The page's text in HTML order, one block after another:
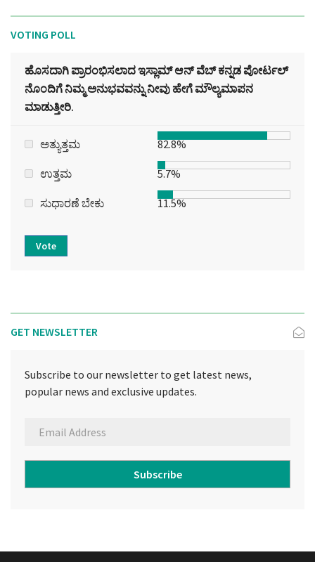
VOTING POLL
ಹೊಸದಾಗಿ ಪ್ರಾರಂಭಿಸಲಾದ ಇಸ್ಲಾಮ್ ಆನ್ ವೆಬ್ ಕನ್ನಡ ಪೋರ್ಟಲ್‌
ನೊಂದಿಗೆ ನಿಮ್ಮ ಅನುಭವವನ್ನು ನೀವು ಹೇಗೆ ಮೌಲ್ಯಮಾಪನ
ಮಾಡುತ್ತೀರಿ.
ಅತ್ಯುತ್ತಮ 82.8%
ಉತ್ತಮ 5.7%
ಸುಧಾರಣೆ ಬೇಕು 11.5%
Vote
GET NEWSLETTER
Subscribe to our newsletter to get latest news,
popular news and exclusive updates.
Subscribe